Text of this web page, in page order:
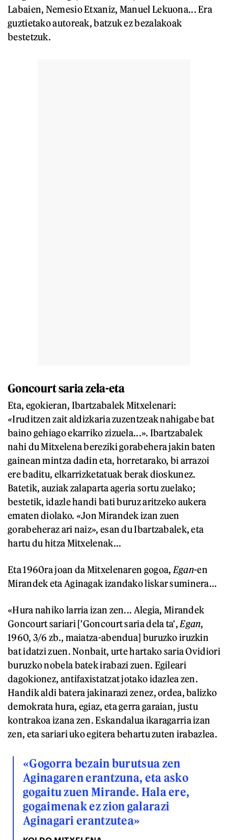
Labaien, Nemesio Etxaniz, Manuel Lekuona... Era
guztietako autoreak, batzuk ez bezalakoak
bestetzuk.
Goncourt saria zela-eta
Eta, egokieran, Ibartzabalek Mitxelenari:
«Iruditzen zait aldizkaria zuzentzeak nahigabe bat
baino gehiago ekarriko zizuela...». Ibartzabalek
nahi du Mitxelena bereziki gorabehera jakin baten
gainean mintza dadin eta, horretarako, bi arrazoi
ere baditu, elkarrizketatuak berak dioskunez.
Batetik, auziak zalaparta ageria sortu zuelako;
bestetik, idazle handi bati buruz aritzeko aukera
ematen diolako. «Jon Mirandek izan zuen
gorabeheraz ari naiz», esan du Ibartzabalek, eta
hartu du hitza Mitxelenak...
Eta 1960ra joan da Mitxelenaren gogoa, Egan-en
Mirandek eta Aginagak izandako liskar suminera...
«Hura nahiko larria izan zen... Alegia, Mirandek
Goncourt sariari ['Goncourt saria dela ta', Egan,
1960, 3/6 zb., maiatza-abendua] buruzko iruzkin
bat idatzi zuen. Nonbait, urte hartako saria Ovidiori
buruzko nobela batek irabazi zuen. Egileari
dagokionez, antifaxistatzat jotako idazlea zen.
Handik aldi batera jakinarazi zenez, ordea, balizko
demokrata hura, egiaz, eta gerra garaian, justu
kontrakoa izana zen. Eskandalua ikaragarria izan
zen, eta sariari uko egitera behartu zuten irabazlea.
«Gogorra bezain burutsua zen
Aginagaren erantzuna, eta asko
gogaitu zuen Mirande. Hala ere,
gogaimenak ez zion galarazi
Aginagari erantzutea»